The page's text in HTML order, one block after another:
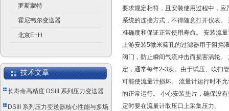
罗斯蒙特
霍尼韦尔变送器
北京E+H
技术文章
长寿命高精度 DSIII 系列压力变送器
成工业测控优选
DSIII 系列压力变送器核心性能与多场
要求规定相符，且安装使用过程中，
系统的连接方式，不得随意打开仪表
准确度和保证正常使用寿命。 安装流
上游安装5微米筛孔的过滤器用于阻挡
阀门，防止瞬间气流冲击而损害涡轮
定，通常每年2-3次。由于试压、吹扫
可能使流量计损坏。 流量计运行时不
的正常运行。 小心安装垫片，确保没
定时要在流量计取压口上采集压力。